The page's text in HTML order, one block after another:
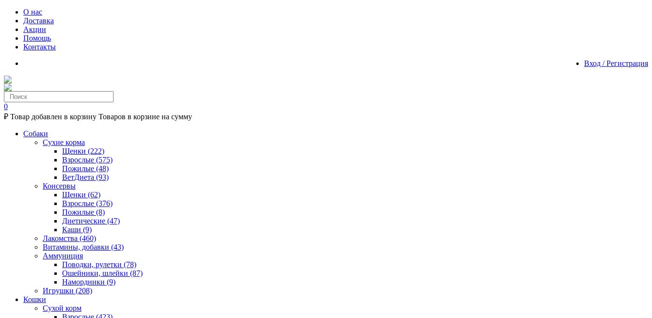
О нас
Доставка
Акции
Помощь
Контакты
Вход / Регистрация
0
₽ Товар добавлен в корзину Товаров в корзине на сумму
Собаки
Сухие корма
Щенки (222)
Взрослые (575)
Пожилые (48)
ВетДиета (93)
Консервы
Щенки (62)
Взрослые (376)
Пожилые (8)
Диетические (47)
Каши (9)
Лакомства (460)
Витамины, добавки (43)
Аммуниция
Поводки, рулетки (78)
Ошейники, шлейки (87)
Намордники (9)
Игрушки (208)
Кошки
Сухой корм